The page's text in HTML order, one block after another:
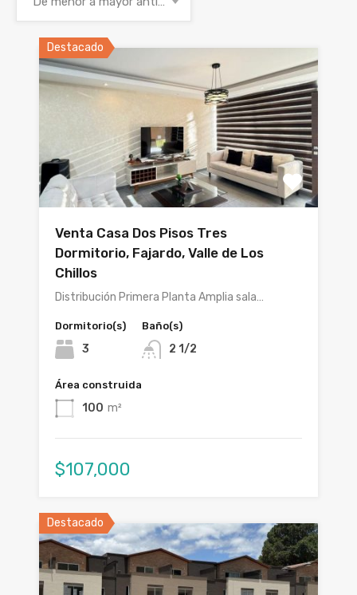
Destacado
Venta Casa Dos Pisos Tres
Dormitorio, Fajardo, Valle de Los
Chillos
Distribución Primera Planta Amplia sala…
Dormitorio(s)
3
Baño(s)
2 1/2
Área construida
100 m²
$107,000
Destacado